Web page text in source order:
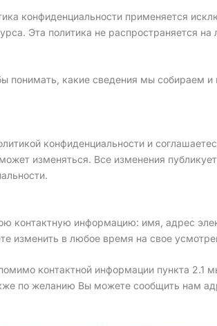
конфиденциальности применяется
Эта политика не
понимать, какие сведения мы собираем
конфиденциальности и
изменяться. Все изменения
контактную информацию: имя, адрес
изменить в любое время на свое
контактной информации пункта 2.1
по желанию Вы можете сообщить нам